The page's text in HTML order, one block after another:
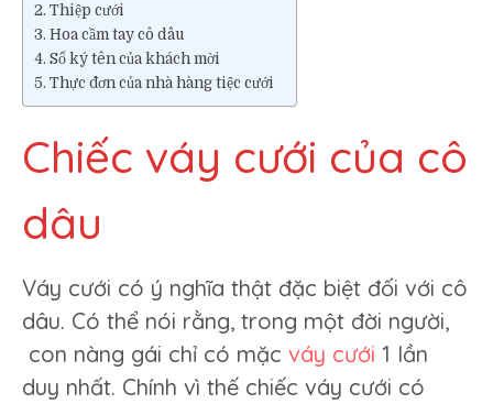
Thiệp cưới
Hoa cầm tay cô dâu
Sổ ký tên của khách mời
Thực đơn của nhà hàng tiệc cưới
Chiếc váy cưới của cô
dâu
Váy cưới có ý nghĩa thật đặc biệt đối với cô
dâu. Có thể nói rằng, trong một đời người,
con nàng gái chỉ có mặc váy cưới 1 lần
duy nhất. Chính vì thế chiếc váy cưới có